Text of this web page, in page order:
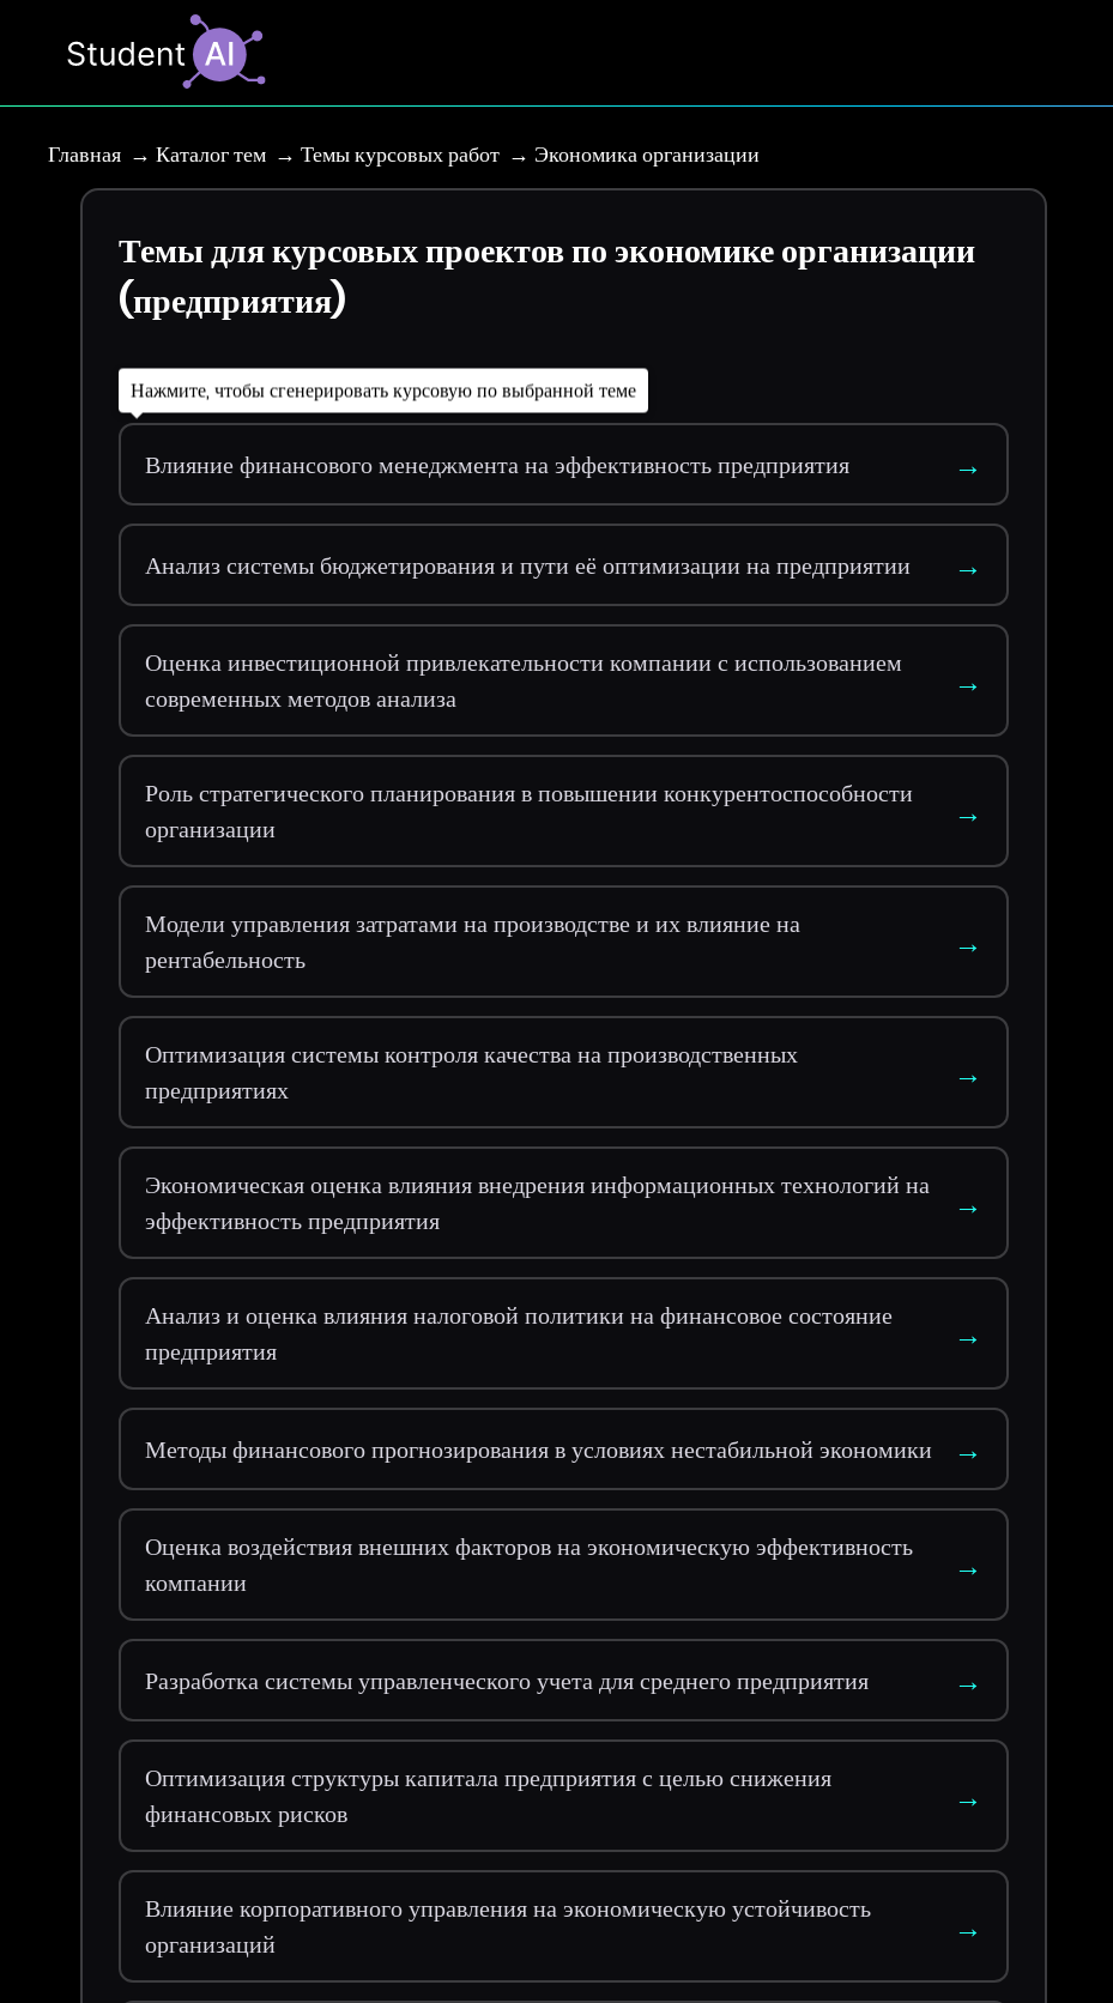
Главная Каталог тем Темы курсовых работ Экономика организации
Темы для курсовых проектов по экономике организации
(предприятия)
Нажмите, чтобы сгенерировать курсовую по выбранной теме
Влияние финансового менеджмента на эффективность предприятия →
Анализ системы бюджетирования и пути её оптимизации на предприятии →
Оценка инвестиционной привлекательности компании с использованием
современных методов анализа
→
Роль стратегического планирования в повышении конкурентоспособности
организации
→
Модели управления затратами на производстве и их влияние на
рентабельность
→
Оптимизация системы контроля качества на производственных
предприятиях
→
Экономическая оценка влияния внедрения информационных технологий на
эффективность предприятия
→
Анализ и оценка влияния налоговой политики на финансовое состояние
предприятия
→
Методы финансового прогнозирования в условиях нестабильной экономики →
Оценка воздействия внешних факторов на экономическую эффективность
компании
→
Разработка системы управленческого учета для среднего предприятия →
Оптимизация структуры капитала предприятия с целью снижения
финансовых рисков
→
Влияние корпоративного управления на экономическую устойчивость
организаций
→